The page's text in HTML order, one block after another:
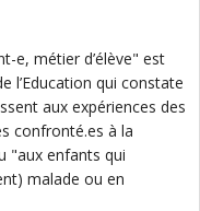
e, métier d’élève" est
l’Education qui constate
aux expériences des
confronté.es à la
"aux enfants qui
malade ou en